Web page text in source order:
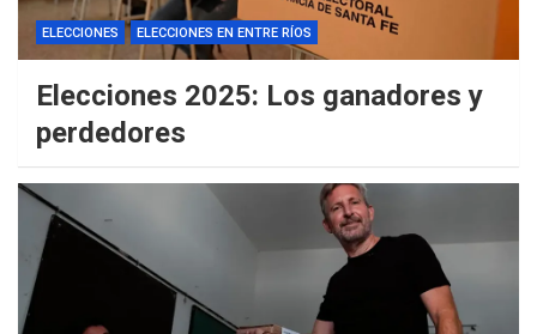
ELECCIONES ELECCIONES EN ENTRE RÍOS
Elecciones 2025: Los ganadores y
perdedores